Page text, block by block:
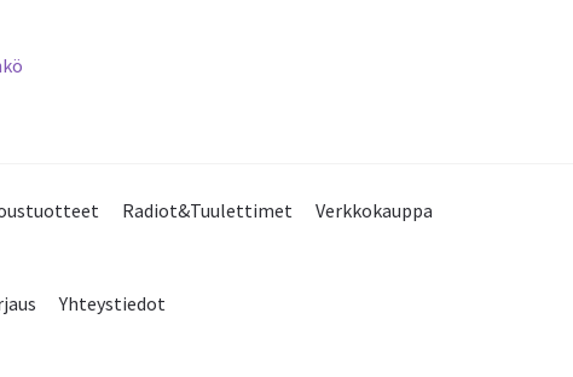
Radiot&Tuulettimet Verkkokauppa
Yhteystiedot